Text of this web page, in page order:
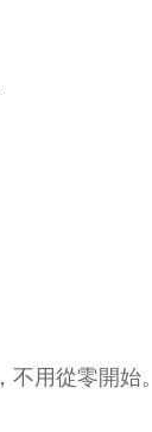
用從零開始。